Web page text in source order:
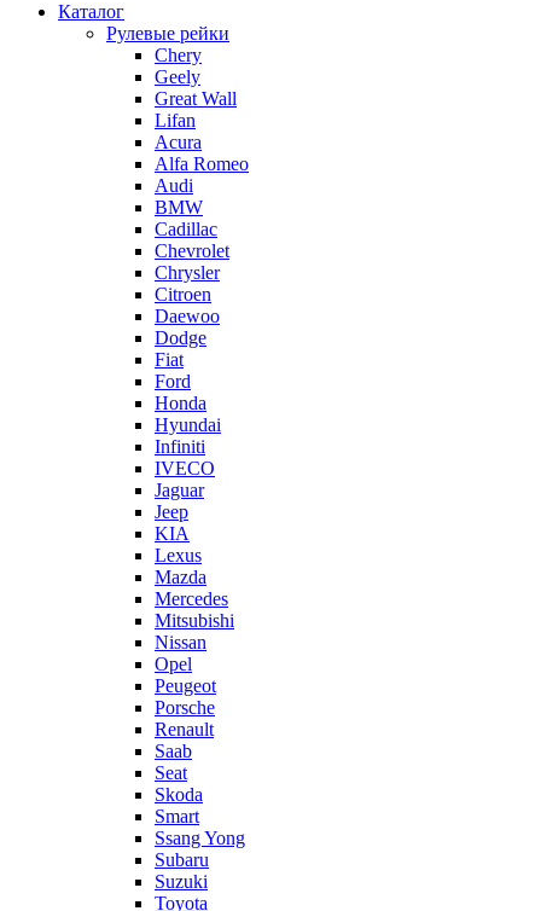
Каталог
Рулевые рейки
Chery
Geely
Great Wall
Lifan
Acura
Alfa Romeo
Audi
BMW
Cadillac
Chevrolet
Chrysler
Citroen
Daewoo
Dodge
Fiat
Ford
Honda
Hyundai
Infiniti
IVECO
Jaguar
Jeep
KIA
Lexus
Mazda
Mercedes
Mitsubishi
Nissan
Opel
Peugeot
Porsche
Renault
Saab
Seat
Skoda
Smart
Ssang Yong
Subaru
Suzuki
Toyota